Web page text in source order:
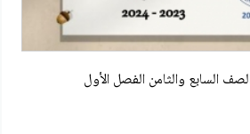
السابع والثامن الفصل الأول